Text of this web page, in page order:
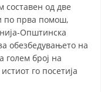
од две
по прва помош,
Општинска
обезбедувањето на
голем број на
го посетија